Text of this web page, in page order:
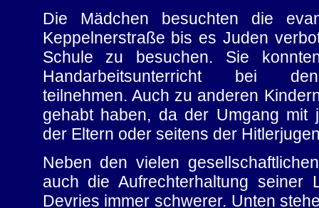
Die Mädchen besuchten die
Keppelnerstraße bis es Juden
Schule zu besuchen. Sie
Handarbeitsunterricht bei den
teilnehmen. Auch zu anderen
gehabt haben, da der Umgang mit
der Eltern oder seitens der
Neben den vielen
auch die Aufrechterhaltung seiner
Devries immer schwerer. Unten